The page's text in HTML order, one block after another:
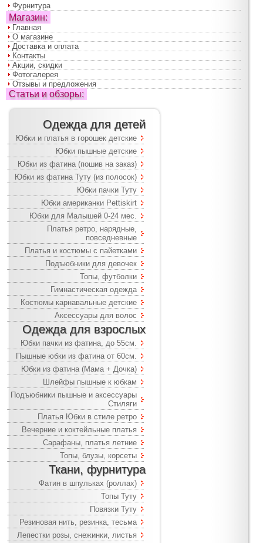
Фурнитура
Магазин:
Главная
О магазине
Доставка и оплата
Контакты
Акции, скидки
Фотогалерея
Отзывы и предложения
Статьи и обзоры:
Одежда для детей
Юбки и платья в горошек детские
Юбки пышные детские
Юбки из фатина (пошив на заказ)
Юбки из фатина Туту (из полосок)
Юбки пачки Туту
Юбки американки Pettiskirt
Юбки для Малышей 0-24 мес.
Платья ретро, нарядные,
повседневные
Платья и костюмы с пайетками
Подъюбники для девочек
Топы, футболки
Гимнастическая одежда
Костюмы карнавальные детские
Аксессуары для волос
Одежда для взрослых
Юбки пачки из фатина, до 55см.
Пышные юбки из фатина от 60см.
Юбки из фатина (Мама + Дочка)
Шлейфы пышные к юбкам
Подъюбники пышные и аксессуары
Стиляги
Платья Юбки в стиле ретро
Вечерние и коктейльные платья
Сарафаны, платья летние
Топы, блузы, корсеты
Ткани, фурнитура
Фатин в шпульках (роллах)
Топы Туту
Повязки Туту
Резиновая нить, резинка, тесьма
Лепестки розы, снежинки, листья